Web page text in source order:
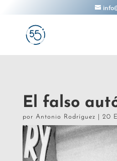
El falso
por Antonio Rodríguez 20